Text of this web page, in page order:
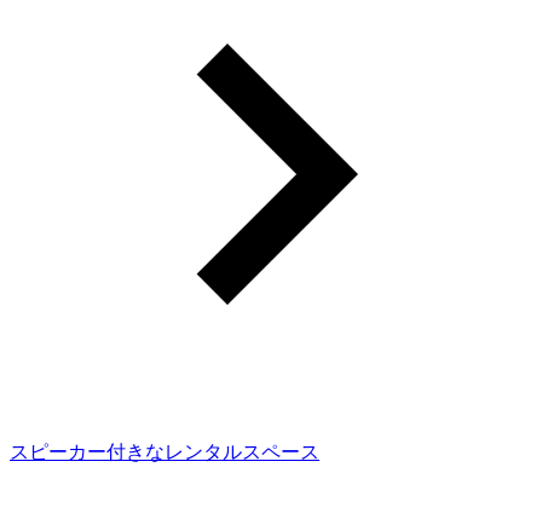
スピーカー付きなレンタルスペース